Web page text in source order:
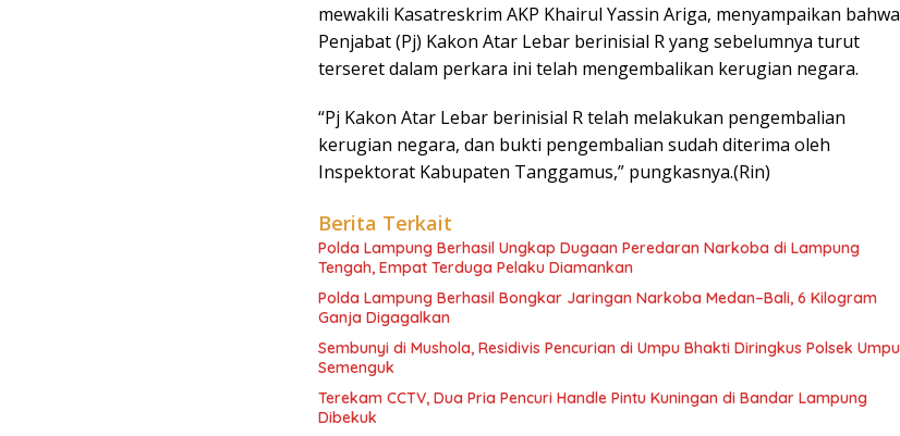
mewakili Kasatreskrim AKP Khairul Yassin Ariga, menyampaikan bahwa
Penjabat (Pj) Kakon Atar Lebar berinisial R yang sebelumnya turut
terseret dalam perkara ini telah mengembalikan kerugian negara.
“Pj Kakon Atar Lebar berinisial R telah melakukan pengembalian
kerugian negara, dan bukti pengembalian sudah diterima oleh
Inspektorat Kabupaten Tanggamus,” pungkasnya.(Rin)
Berita Terkait
Polda Lampung Berhasil Ungkap Dugaan Peredaran Narkoba di Lampung
Tengah, Empat Terduga Pelaku Diamankan
Polda Lampung Berhasil Bongkar Jaringan Narkoba Medan–Bali, 6 Kilogram
Ganja Digagalkan
Sembunyi di Mushola, Residivis Pencurian di Umpu Bhakti Diringkus Polsek Umpu
Semenguk
Terekam CCTV, Dua Pria Pencuri Handle Pintu Kuningan di Bandar Lampung
Dibekuk